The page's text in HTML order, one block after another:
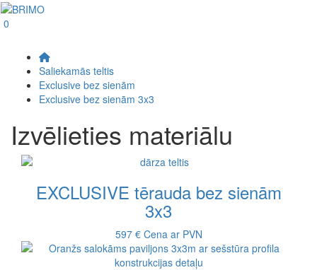
0
Saliekamās teltis
Exclusive bez sienām
Exclusive bez sienām 3x3
Izvēlieties materiālu
EXCLUSIVE tērauda bez sienām
3x3
597 € Cena ar PVN